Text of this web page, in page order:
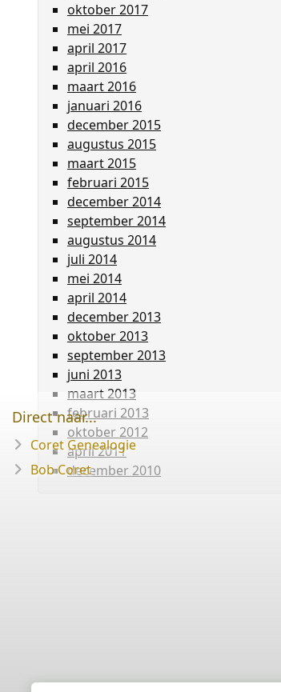
oktober 2017
mei 2017
april 2017
april 2016
maart 2016
januari 2016
december 2015
augustus 2015
maart 2015
februari 2015
december 2014
september 2014
augustus 2014
juli 2014
mei 2014
april 2014
december 2013
oktober 2013
september 2013
juni 2013
maart 2013
februari 2013
oktober 2012
april 2011
december 2010
Direct naar...
Coret Genealogie
Bob Coret